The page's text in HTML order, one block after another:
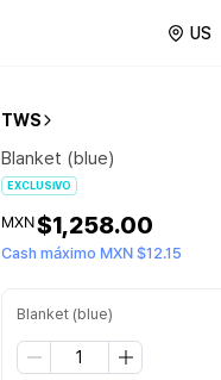
US
TWS
Blanket (blue)
EXCLUSIVO
MXN$1,258.00
Cash máximo MXN $12.15
Blanket (blue)